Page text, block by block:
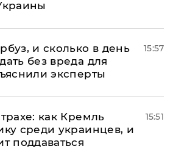
и сколько в день
без вреда для
эксперты
15:57
как Кремль
среди украинцев, и
поддаваться
15:51